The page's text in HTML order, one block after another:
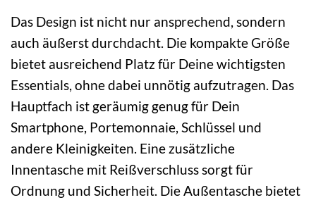
Das Design ist nicht nur ansprechend, sondern
auch äußerst durchdacht. Die kompakte Größe
bietet ausreichend Platz für Deine wichtigsten
Essentials, ohne dabei unnötig aufzutragen. Das
Hauptfach ist geräumig genug für Dein
Smartphone, Portemonnaie, Schlüssel und
andere Kleinigkeiten. Eine zusätzliche
Innentasche mit Reißverschluss sorgt für
Ordnung und Sicherheit. Die Außentasche bietet